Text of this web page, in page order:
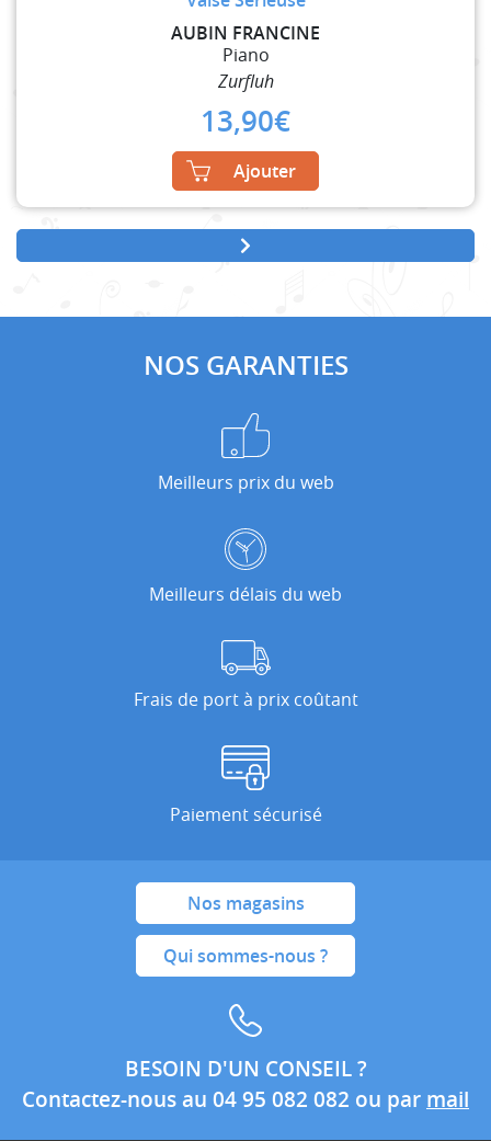
AUBIN FRANCINE
Piano
Zurfluh
13,90€
Ajouter
NOS GARANTIES
Meilleurs prix du web
Meilleurs délais du web
Frais de port à prix coûtant
Paiement sécurisé
Nos magasins
Qui sommes-nous ?
BESOIN D'UN CONSEIL ?
Contactez-nous au 04 95 082 082 ou par mail